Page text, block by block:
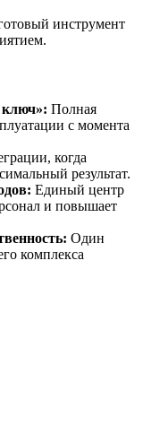
инструмент
ключ»: Полная
с момента
когда
результат.
Единый центр
и повышает
Один
комплекса